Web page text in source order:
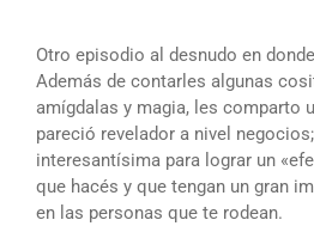
Otro episodio al desnudo en
Además de contarles algunas
amígdalas y magia, les comparto
pareció revelador a nivel
interesantísima para lograr un
que hacés y que tengan un gran
en las personas que te rodean.